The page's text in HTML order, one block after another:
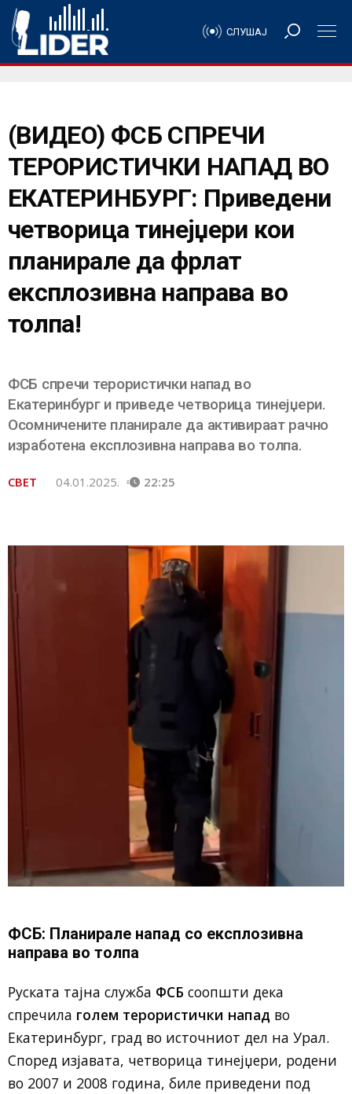
СЛУШАЈ
(ВИДЕО) ФСБ СПРЕЧИ
ТЕРОРИСТИЧКИ НАПАД ВО
ЕКАТЕРИНБУРГ: Приведени
четворица тинејџери кои
планирале да фрлат
експлозивна направа во
толпа!
ФСБ спречи терористички напад во
Екатеринбург и приведе четворица тинејџери.
Осомничените планирале да активираат рачно
изработена експлозивна направа во толпа.
СВЕТ 04.01.2025. 22:25
ФСБ: Планирале напад со експлозивна
направа во толпа
Руската тајна служба ФСБ соопшти дека
спречила голем терористички напад во
Екатеринбург, град во источниот дел на Урал.
Според изјавата, четворица тинејџери, родени
во 2007 и 2008 година, биле приведени под